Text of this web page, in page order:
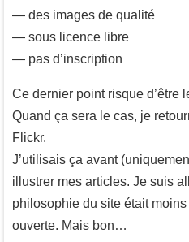
— des images de qualité
— sous licence libre
— pas d’inscription
Ce dernier point risque d’être
Quand ça sera le cas, je
Flickr.
J’utilisais ça avant
illustrer mes articles. Je suis
philosophie du site était
ouverte. Mais bon…